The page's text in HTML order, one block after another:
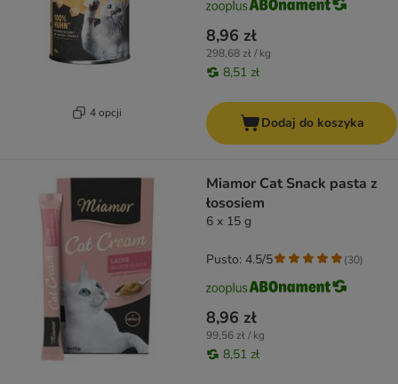
4 opcji
8,96 zł
298,68 zł / kg
8,51 zł
Dodaj do koszyka
Miamor Cat Snack pasta z
łososiem
6 x 15 g
8,96 zł
99,56 zł / kg
8,51 zł
Pusto: 4.5/5 (30)